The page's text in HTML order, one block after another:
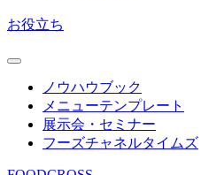
お役立ち
ノウハウブック
メニューテンプレート
展示会・セミナー
フーズチャネルタイムズ